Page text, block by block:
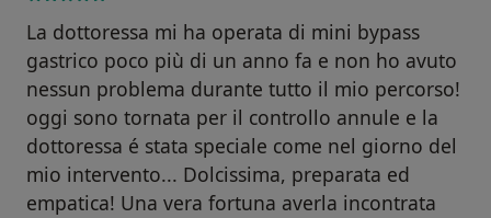
La dottoressa mi ha operata di mini bypass
gastrico poco più di un anno fa e non ho avuto
nessun problema durante tutto il mio percorso!
oggi sono tornata per il controllo annule e la
dottoressa é stata speciale come nel giorno del
mio intervento... Dolcissima, preparata ed
empatica! Una vera fortuna averla incontrata